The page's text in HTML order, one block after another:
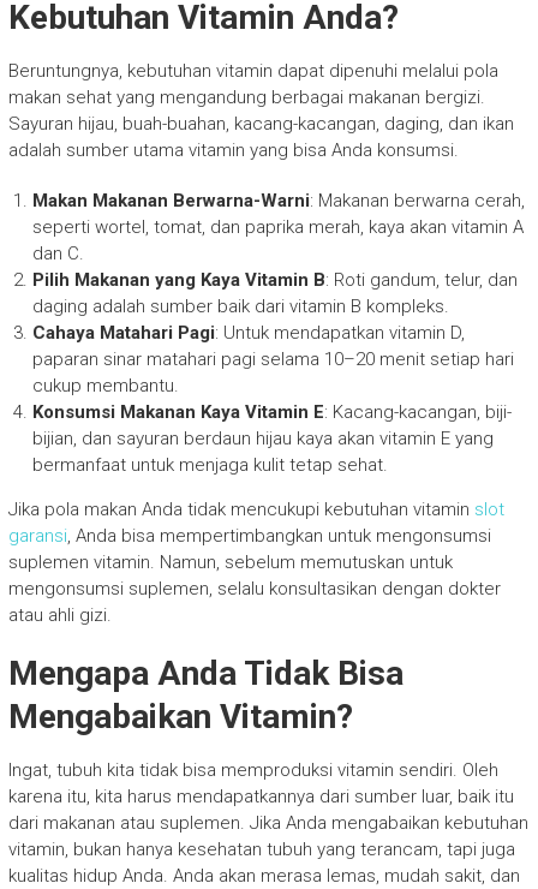
Kebutuhan Vitamin Anda?
Beruntungnya, kebutuhan vitamin dapat dipenuhi melalui pola
makan sehat yang mengandung berbagai makanan bergizi.
Sayuran hijau, buah-buahan, kacang-kacangan, daging, dan ikan
adalah sumber utama vitamin yang bisa Anda konsumsi.
Makan Makanan Berwarna-Warni: Makanan berwarna cerah,
seperti wortel, tomat, dan paprika merah, kaya akan vitamin A
dan C.
Pilih Makanan yang Kaya Vitamin B: Roti gandum, telur, dan
daging adalah sumber baik dari vitamin B kompleks.
Cahaya Matahari Pagi: Untuk mendapatkan vitamin D,
paparan sinar matahari pagi selama 10–20 menit setiap hari
cukup membantu.
Konsumsi Makanan Kaya Vitamin E: Kacang-kacangan, biji-
bijian, dan sayuran berdaun hijau kaya akan vitamin E yang
bermanfaat untuk menjaga kulit tetap sehat.
Jika pola makan Anda tidak mencukupi kebutuhan vitamin slot
garansi, Anda bisa mempertimbangkan untuk mengonsumsi
suplemen vitamin. Namun, sebelum memutuskan untuk
mengonsumsi suplemen, selalu konsultasikan dengan dokter
atau ahli gizi.
Mengapa Anda Tidak Bisa
Mengabaikan Vitamin?
Ingat, tubuh kita tidak bisa memproduksi vitamin sendiri. Oleh
karena itu, kita harus mendapatkannya dari sumber luar, baik itu
dari makanan atau suplemen. Jika Anda mengabaikan kebutuhan
vitamin, bukan hanya kesehatan tubuh yang terancam, tapi juga
kualitas hidup Anda. Anda akan merasa lemas, mudah sakit, dan